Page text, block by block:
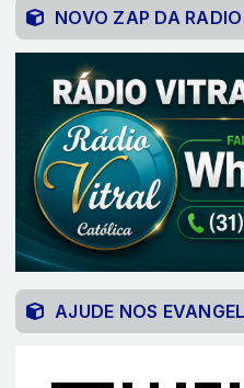
NOVO ZAP DA
AJUDE NOS